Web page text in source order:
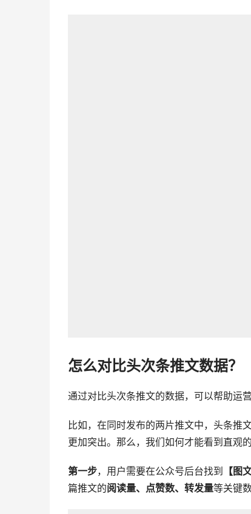
怎么对比头次条推文数据？
通过对比头次条推文的数据，可以帮助运
比如，在同时发布的两片推文中，头条推
更加突出。那么，我们如何才能看到直观
第一步，用户需要在公众号后台找到 【图
篇推文的阅读量、点赞数、转发量等关键